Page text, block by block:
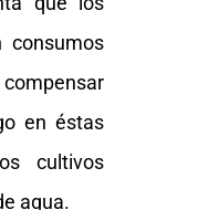
consumos
en éstas
cultivos
agua.